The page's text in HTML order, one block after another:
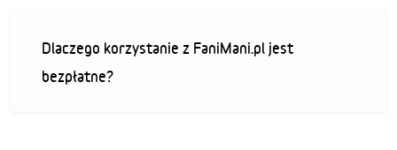
Dlaczego korzystanie z FaniMani.pl jest
bezpłatne?